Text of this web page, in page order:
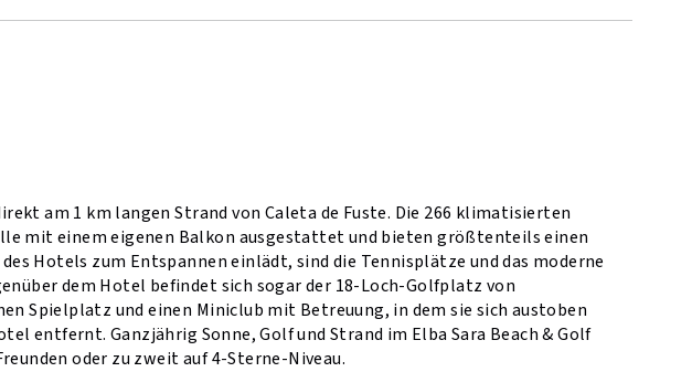
am 1 km langen Strand von Caleta de Fuste. Die 266 klimatisierten
mit einem eigenen Balkon ausgestattet und bieten größtenteils einen
Hotels zum Entspannen einlädt, sind die Tennisplätze und das moderne
dem Hotel befindet sich sogar der 18-Loch-Golfplatz von
Spielplatz und einen Miniclub mit Betreuung, in dem sie sich austoben
entfernt. Ganzjährig Sonne, Golf und Strand im Elba Sara Beach & Golf
oder zu zweit auf 4-Sterne-Niveau.